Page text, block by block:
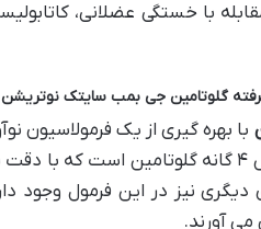
مقابله با خستگی عضلانی،
گلوتامین جی بمب سایتک نوتریشن
با بهره گیری از یک فرمولاسیون
می کند. قلب این محصول، ماتریس ۴ گانه
دیگری نیز در این فرمول
می آورند.